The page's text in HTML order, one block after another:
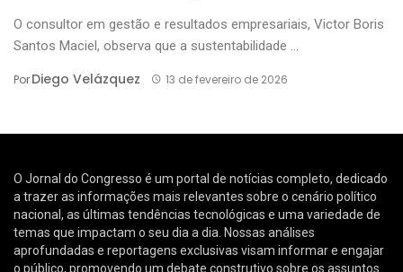
O consultor em gestão e resultados empresariais, Victor Boris
Santos Maciel, observa que a sustentabilidade ...
PorDiego Velázquez 13 de fevereiro de 2026
O Jornal do Congresso é um portal de notícias completo, dedicado
a trazer as informações mais relevantes sobre o cenário político
nacional, as últimas tendências tecnológicas e uma variedade de
temas que impactam o seu dia a dia. Nossas análises
aprofundadas e reportagens exclusivas visam informar e engajar
o público, promovendo um debate construtivo sobre os assuntos